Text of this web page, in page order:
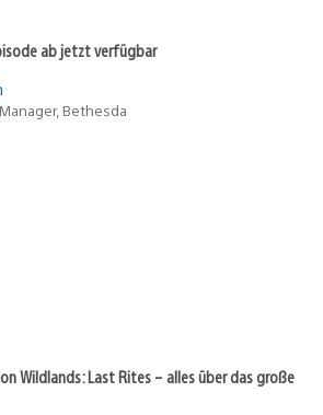
ab jetzt verfügbar
Bethesda
Wildlands: Last Rites – alles über das große